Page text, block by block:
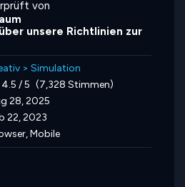
von
unsere Richtlinien zur
> Simulation
4.5 / 5 (7,328 Stimmen)
28, 2025
22, 2023
Mobile